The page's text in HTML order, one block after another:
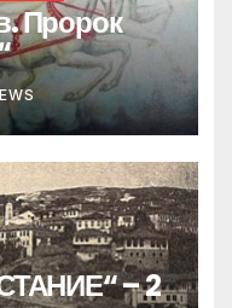
Пророк
– 2